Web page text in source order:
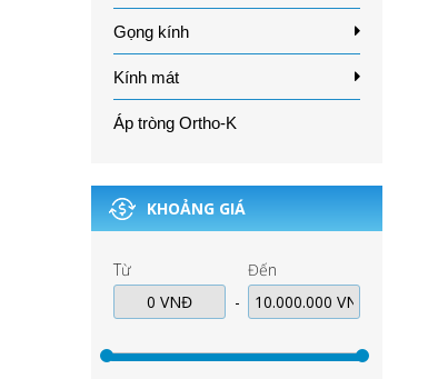
Gọng kính
Kính mát
Áp tròng Ortho-K
KHOẢNG GIÁ
Từ
-
Đến